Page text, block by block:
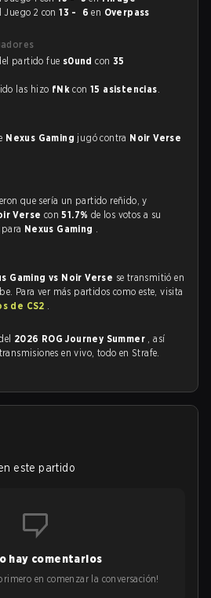
Juego 2 con13 - 6 en Overpass
partido fue s0und con 35
las hizo fNk con15 asistencias.
Nexus Gaming jugó contra Noir Verse
que sería un partido reñido, y
Verse con51.7% de los votos a su
Nexus Gaming .
Gaming vs Noir Verse se transmitió en
Para ver más partidos como este, visita
de CS2 .
2026 ROG Journey Summer , así
en vivo, todo en Strafe.
este partido
hay comentarios
en comenzar la conversación!